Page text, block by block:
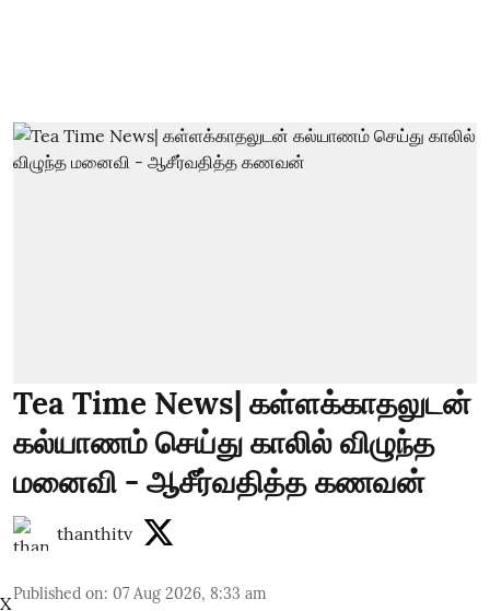
Tea Time News| கள்ளக்காதலுடன்
கல்யாணம் செய்து காலில் விழுந்த
மனைவி - ஆசீர்வதித்த கணவன்
thanthitv
Published on: 07 Aug 2026, 8:33 am
X